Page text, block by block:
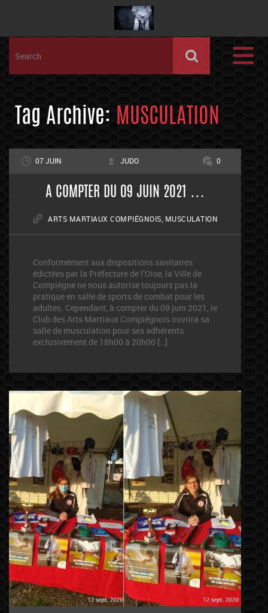
Tag Archive: MUSCULATION
07 JUIN JUDO 0
A COMPTER DU 09 JUIN 2021 …
ARTS MARTIAUX COMPIÉGNOIS MUSCULATION
Conformément aux dispositions sanitaires
édictées par la Préfecture de l’Oise, la Ville de
Compiègne ne nous autorise toujours pas la
pratique en salle de sports de combat pour les
adultes. Cependant, à compter du 09 juin 2021, le
Club des Arts Martiaux Compiégnois ouvrira sa
salle de musculation pour ses adhérents
exclusivement de 18h00 à 20h00 […]